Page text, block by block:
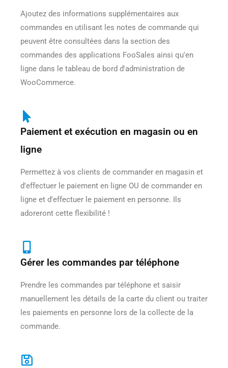
Ajoutez des informations supplémentaires aux
commandes en utilisant les notes de commande qui
peuvent être consultées dans la section des
commandes des applications FooSales ainsi qu'en
ligne dans le tableau de bord d'administration de
WooCommerce.
Paiement et exécution en magasin ou en
ligne
Permettez à vos clients de commander en magasin et
d'effectuer le paiement en ligne OU de commander en
ligne et d'effectuer le paiement en personne. Ils
adoreront cette flexibilité !
Gérer les commandes par téléphone
Prendre les commandes par téléphone et saisir
manuellement les détails de la carte du client ou traiter
les paiements en personne lors de la collecte de la
commande.